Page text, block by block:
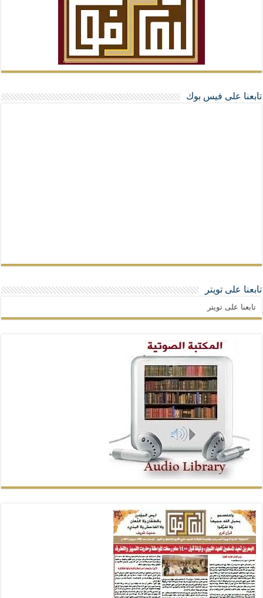
تابعنا على فيس بوك
تابعنا على تويتر
تابعنا على تويتر